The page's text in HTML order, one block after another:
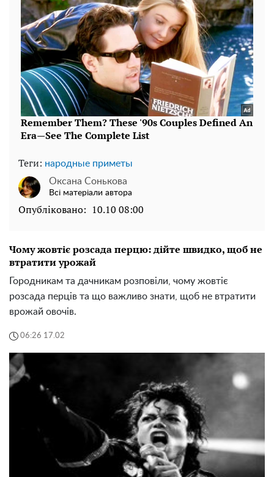
Теги: народные приметы
Оксана Сонькова
Всі матеріали автора
Опубліковано: 10.10 08:00
Чому жовтіє розсада перцю: дійте швидко, щоб не
втратити урожай
Городникам та дачникам розповіли, чому жовтіє
розсада перців та що важливо знати, щоб не втратити
врожай овочів.
06:26 17.02